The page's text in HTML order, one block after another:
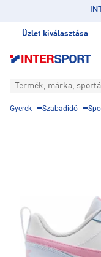
Üzlet kiválasztása
Termék, márka,
Gyerek Szabadidő